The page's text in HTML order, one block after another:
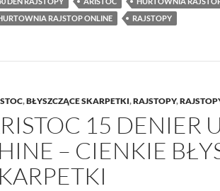
RAJSTOP ONLINE
RAJSTOPY
,BŁYSZCZĄCE SKARPETKI,RAJSTOPY,
15 DENIER
– CIENKIE